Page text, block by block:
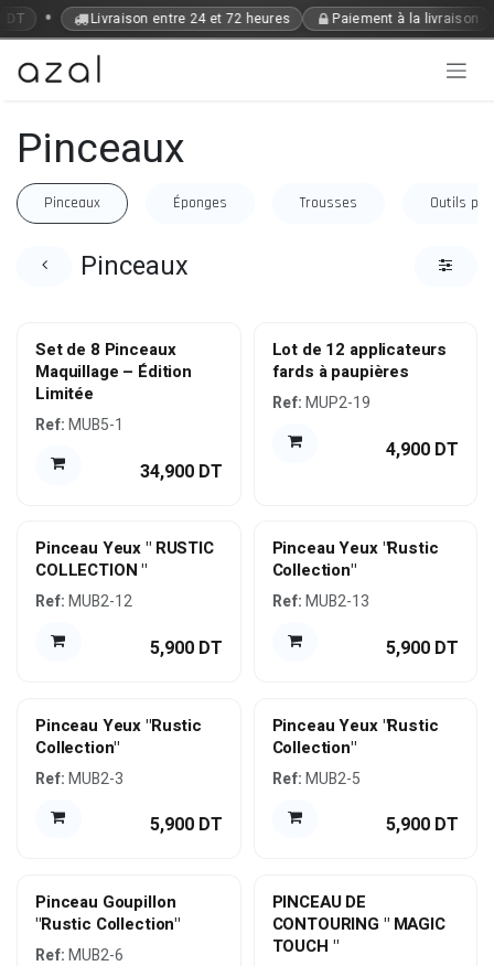
Se rendre au contenu
• Livraison entre 24 et 72 heures Paiement à la livraison
Pinceaux
Pinceaux Éponges Trousses Outils
Pinceaux
Set de 8 Pinceaux
Maquillage – Édition
Limitée
Ref:MUB5-1
34,900DT
Lot de 12 applicateurs
fards à paupières
Ref:MUP2-19
4,900 DT
Pinceau Yeux " RUSTIC
COLLECTION "
Ref:MUB2-12
5,900DT
Pinceau Yeux "Rustic
Collection"
Ref:MUB2-13
5,900 DT
Pinceau Yeux "Rustic
Collection"
Ref:MUB2-3
5,900DT
Pinceau Yeux "Rustic
Collection"
Ref:MUB2-5
5,900 DT
Pinceau Goupillon
"Rustic Collection"
Ref:MUB2-6
PINCEAU DE
CONTOURING " MAGIC
TOUCH "